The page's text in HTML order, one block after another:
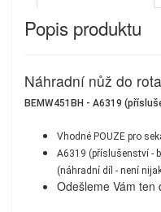
Popis produktu
Náhradní nůž do
BEMW451BH - A6319
Vhodné POUZE pro
A6319 (příslušenství -
(náhradní díl - není
Odešleme Vám